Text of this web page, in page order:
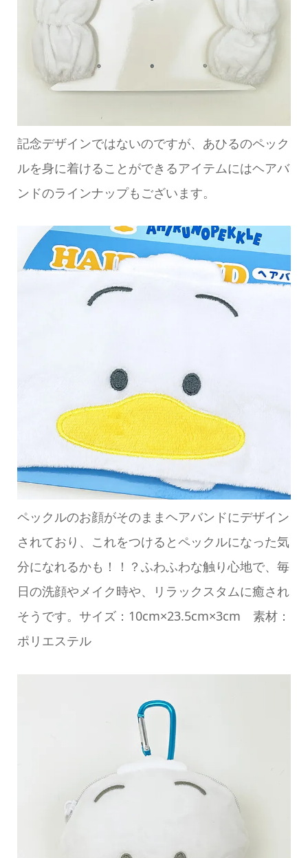
記念デザインではないのですが、あひるのペック
ルを身に着けることができるアイテムにはヘアバ
ンドのラインナップもございます。
ペックルのお顔がそのままヘアバンドにデザイン
されており、これをつけるとペックルになった気
分になれるかも！！？ふわふわな触り心地で、毎
日の洗顔やメイク時や、リラックスタムに癒され
そうです。サイズ：10cm×23.5cm×3cm 素材：
ポリエステル